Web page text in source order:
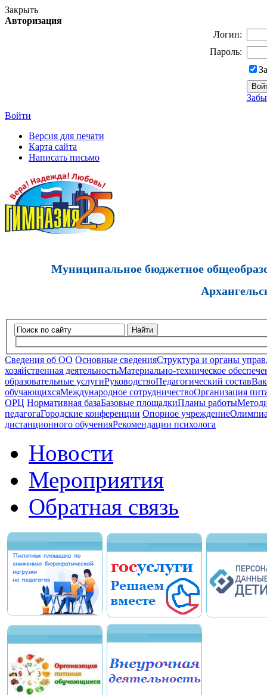
Закрыть
Авторизация
Логин:
Пароль:
Войти
Версия для печати
Карта сайта
Написать письмо
Муниципальное бюджетное
Найти
Сведения об ОО Основные сведенияСтруктура и органы
хозяйственная деятельностьМатериально-техническое
образовательные услугиРуководствоПедагогический состав
обучающихсяМеждународное сотрудничествоОрганизация
ОРЦ Нормативная базаБазовые площадкиПланы работы
педагогаГородские конференции Опорное учреждение
дистанционного обученияРекомендации психолога
Новости
Мероприятия
Обратная связь